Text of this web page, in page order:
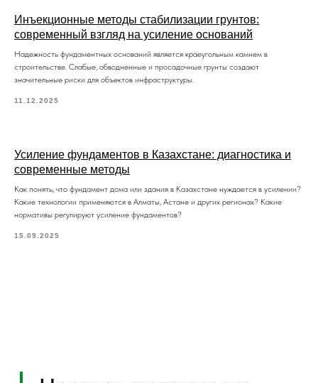
Инъекционные методы стабилизации грунтов:
современный взгляд на усиление оснований
Надежность фундаментных оснований является краеугольным камнем в
строительстве. Слабые, обводненные и просадочные грунты создают
значительные риски для объектов инфраструктуры.
11.12.2025
Усиление фундаментов в Казахстане: диагностика и
современные методы
Как понять, что фундамент дома или здания в Казахстане нуждается в усилении?
Какие технологии применяются в Алматы, Астане и других регионах? Какие
нормативы регулируют усиление фундаментов?
15.09.2025
Политика конфиденциальности